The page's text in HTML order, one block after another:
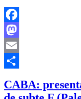
Facebook
Mastodon
Email
CABA: